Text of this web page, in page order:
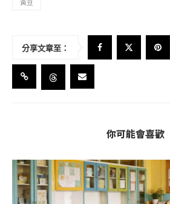
黃豆
分享文章至：
你可能會喜歡